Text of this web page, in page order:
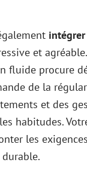
et
fluide procure
de la
et des
habitudes.
les
durable.